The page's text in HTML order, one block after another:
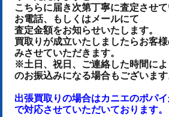
こちらに届き次第丁寧に査定させ
お電話、もしくはメールにて
査定金額をお知らせいたします。
買取りが成立いたしましたらお客
みさせていただきます。
※土日、祝日、ご連絡した時間によ
のお振込みになる場合もございます
出張買取りの場合はカニエのポパ
で対応させていただいております。